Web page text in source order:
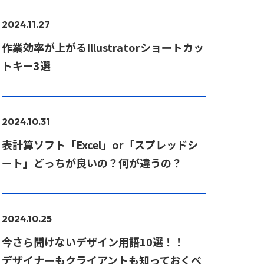
2024.11.27
作業効率が上がるIllustratorショートカッ
トキー3選
2024.10.31
表計算ソフト「Excel」or「スプレッドシ
ート」どっちが良いの？何が違うの？
2024.10.25
今さら聞けないデザイン用語10選！！
デザイナーもクライアントも知っておくべ